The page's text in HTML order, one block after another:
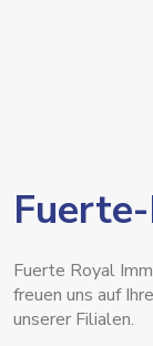
Fuerte Royal
freuen uns auf
unserer Filialen.